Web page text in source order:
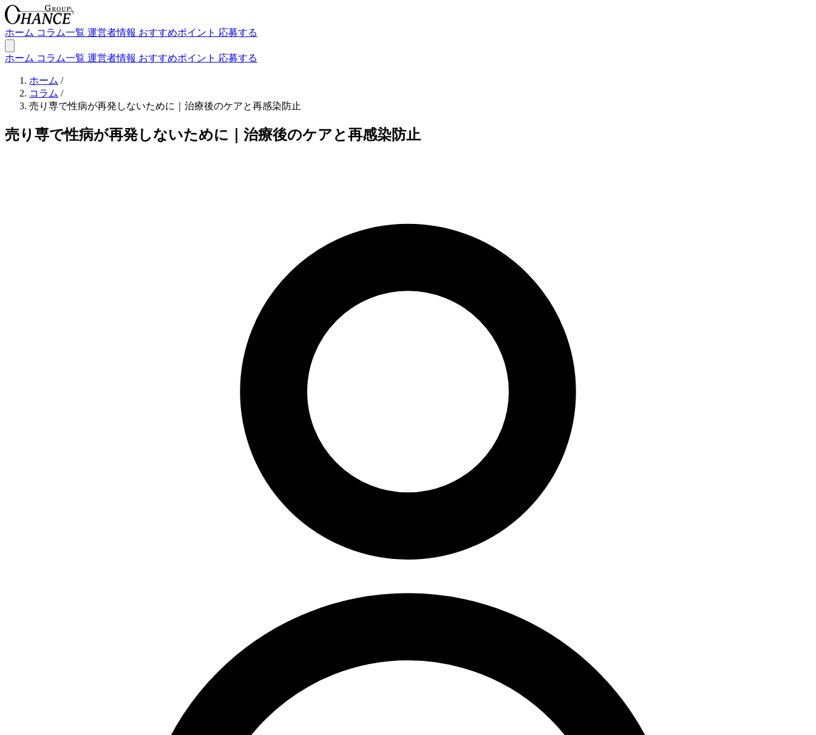
ホーム コラム一覧 運営者情報 おすすめポイント 応募する
ホーム コラム一覧 運営者情報 おすすめポイント 応募する
ホーム /
コラム /
売り専で性病が再発しないために｜治療後のケアと再感染防止
売り専で性病が再発しないために｜治療後のケアと再感染防止